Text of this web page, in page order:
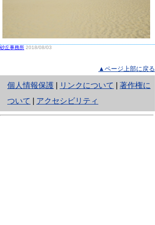
砂丘事務所 2018/08/03
▲ページ上部に戻る
個人情報保護
と
り
ネ
リンクについて
著作権に
ついて
アクセシビリティ